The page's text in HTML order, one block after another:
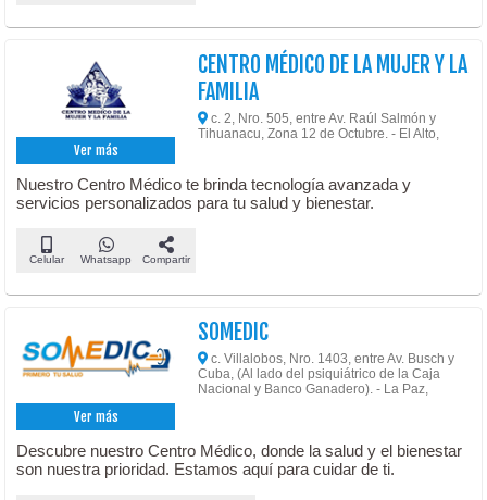
Ver más
CENTRO MÉDICO DE LA MUJER Y LA
FAMILIA
c. 2, Nro. 505, entre Av. Raúl Salmón y
Tihuanacu, Zona 12 de Octubre. - El Alto,
Nuestro Centro Médico te brinda tecnología avanzada y
servicios personalizados para tu salud y bienestar.
Celular Whatsapp Compartir
Ver más
SOMEDIC
c. Villalobos, Nro. 1403, entre Av. Busch y
Cuba, (Al lado del psiquiátrico de la Caja
Nacional y Banco Ganadero). - La Paz,
Descubre nuestro Centro Médico, donde la salud y el bienestar
son nuestra prioridad. Estamos aquí para cuidar de ti.